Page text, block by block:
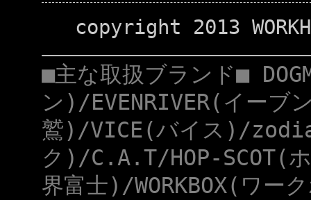
copyright 2013
■主な取扱ブランド■
ン)/EVENRIVER(イーブ
鷲)/VICE(バイス)/
ク)/C.A.T/HOP-
界富士)/WORKBOX(ワ